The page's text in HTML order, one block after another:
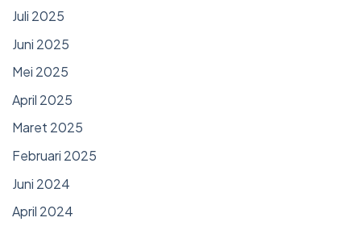
Juli 2025
Juni 2025
Mei 2025
April 2025
Maret 2025
Februari 2025
Juni 2024
April 2024